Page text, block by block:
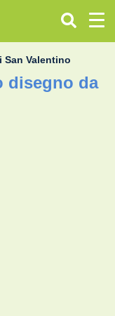
San Valentino
disegno da